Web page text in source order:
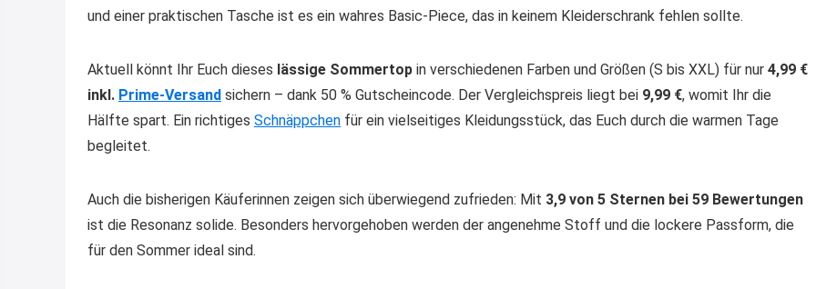
und einer praktischen Tasche ist es ein wahres Basic-Piece, das in keinem Kleiderschrank fehlen sollte.
Aktuell könnt Ihr Euch dieses lässige Sommertop in verschiedenen Farben und Größen (S bis XXL) für nur 4,99 €
inkl. Prime-Versand sichern – dank 50 % Gutscheincode. Der Vergleichspreis liegt bei 9,99 €, womit Ihr die
Hälfte spart. Ein richtiges Schnäppchen für ein vielseitiges Kleidungsstück, das Euch durch die warmen Tage
begleitet.
Auch die bisherigen Käuferinnen zeigen sich überwiegend zufrieden: Mit 3,9 von 5 Sternen bei 59 Bewertungen
ist die Resonanz solide. Besonders hervorgehoben werden der angenehme Stoff und die lockere Passform, die
für den Sommer ideal sind.